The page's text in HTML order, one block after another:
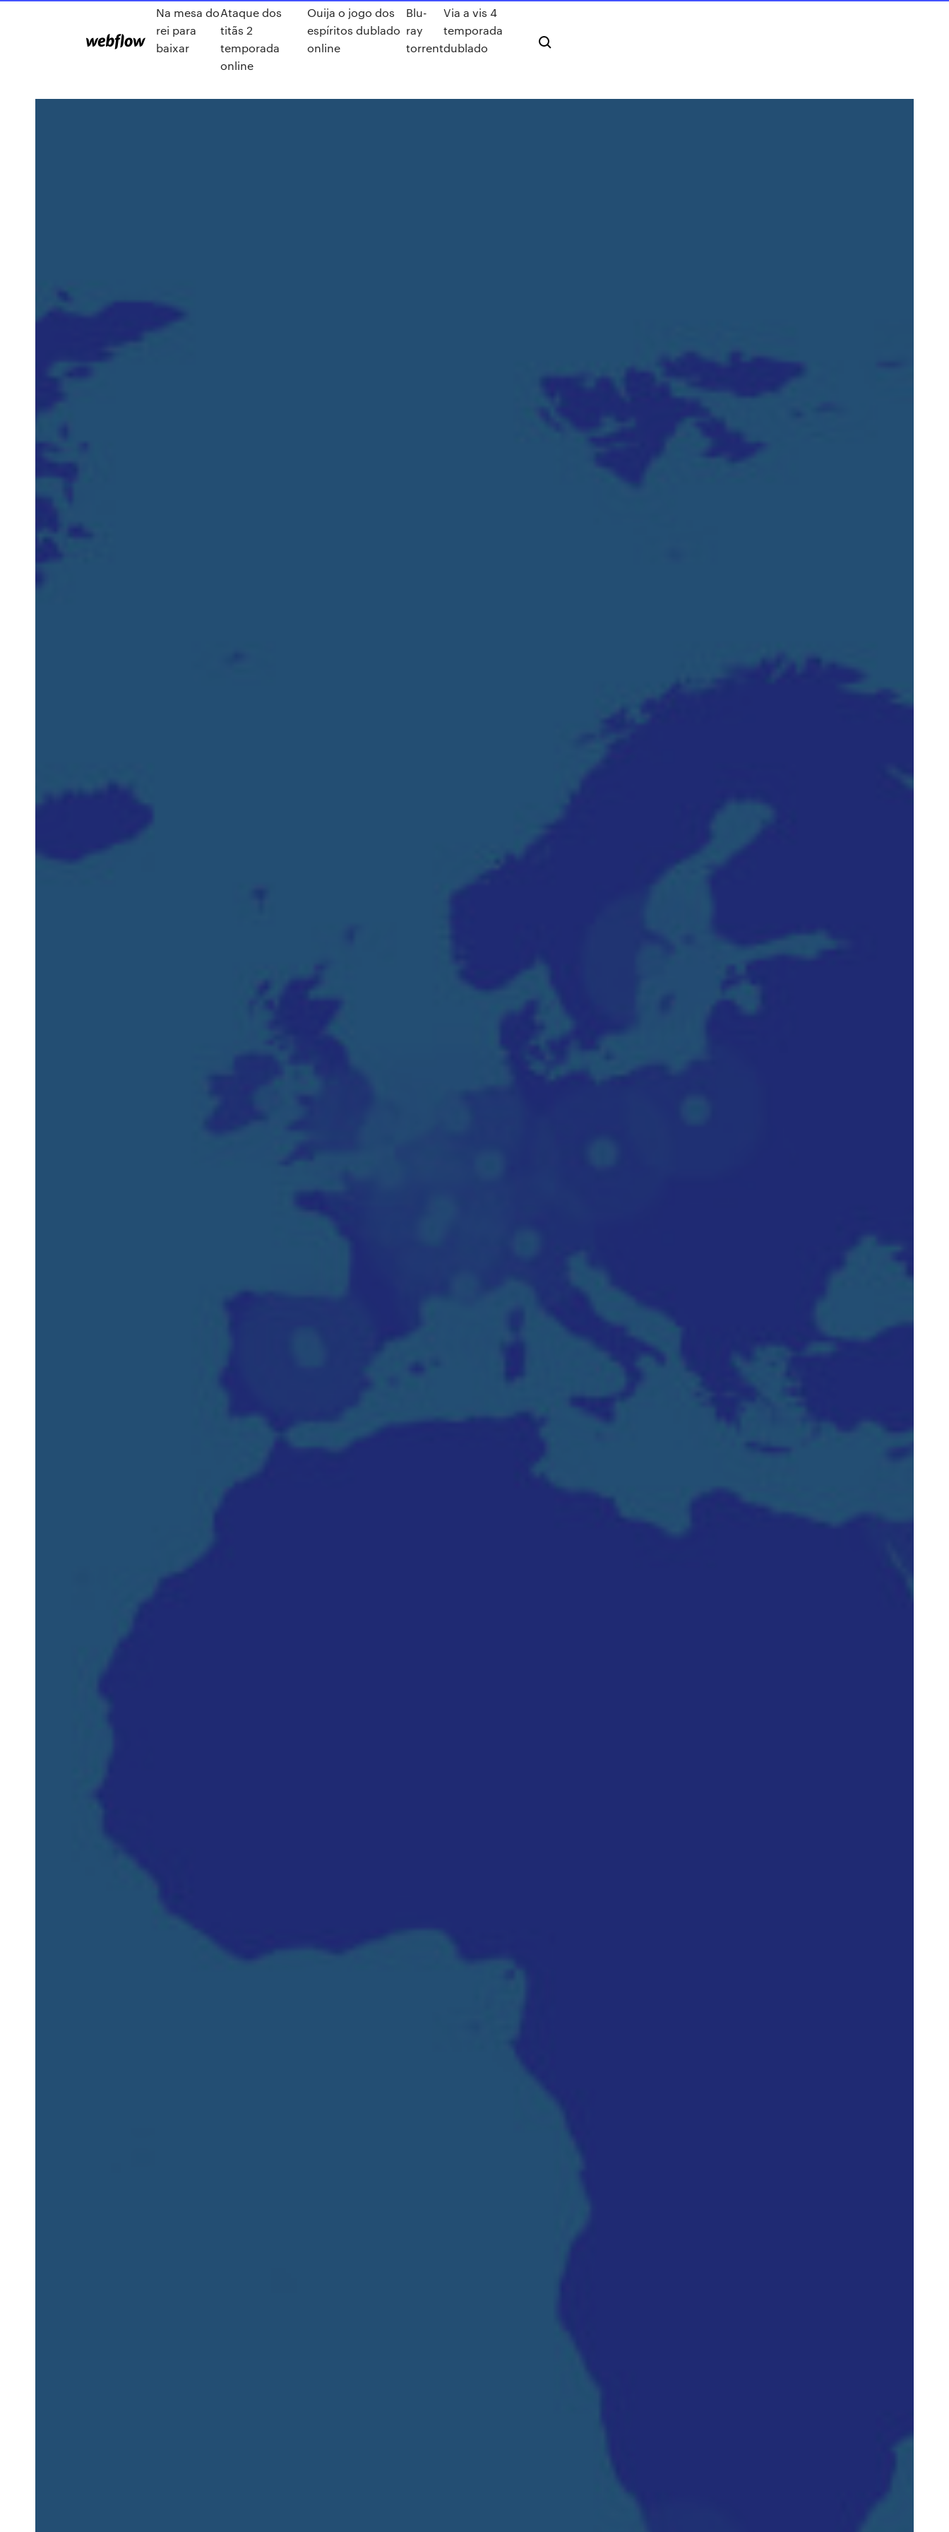
Na mesa do
rei para
baixar
Ataque dos
titãs 2
temporada
online
Ouija o jogo dos
espíritos dublado
online
Blu-
ray
torrent
Via a vis 4
temporada
dublado